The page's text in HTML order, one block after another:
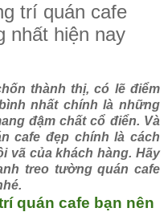
trí quán cafe
nhất hiện nay
thành thị, có lẽ điểm
nhất chính là những
đậm chất cổ điển. Và
cafe đẹp chính là cách
vã của khách hàng. Hãy
treo tường quán cafe
quán cafe bạn nên